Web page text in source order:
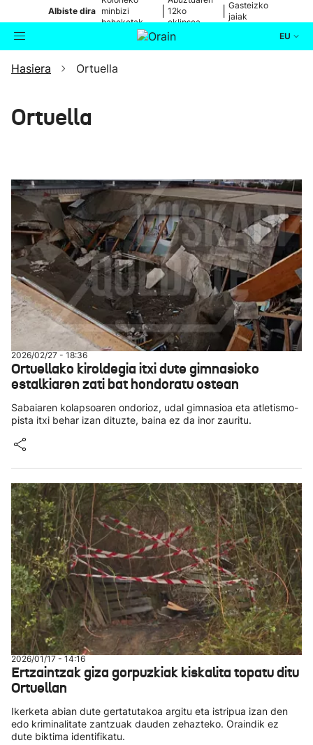
Albiste dira minbizi
baheketak
12ko
eklipsea
Gasteizko
jaiak
EU
Bilatzailea
Ikusmiran
Eguraldia
Hasiera Ortuella
Ortuella
2026/02/27 - 18:36
Ortuellako kiroldegia itxi dute gimnasioko
estalkiaren zati bat hondoratu ostean
Sabaiaren kolapsoaren ondorioz, udal gimnasioa eta atletismo-
pista itxi behar izan dituzte, baina ez da inor zauritu.
2026/01/17 - 14:16
Ertzaintzak giza gorpuzkiak kiskalita topatu ditu
Ortuellan
Ikerketa abian dute gertatutakoa argitu eta istripua izan den
edo kriminalitate zantzuak dauden zehazteko. Oraindik ez
dute biktima identifikatu.